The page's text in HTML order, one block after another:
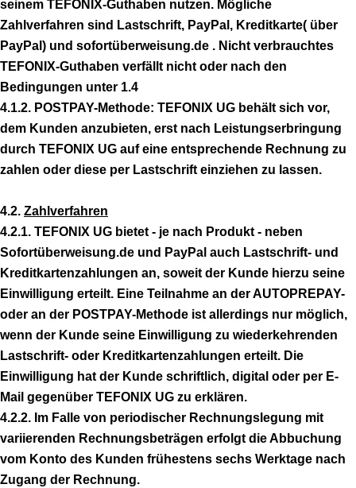
seinem TEFONIX-Guthaben nutzen. Mögliche
Zahlverfahren sind Lastschrift, PayPal, Kreditkarte( über
PayPal) und sofortüberweisung.de . Nicht verbrauchtes
TEFONIX-Guthaben verfällt nicht oder nach den
Bedingungen unter 1.4
4.1.2. POSTPAY-Methode: TEFONIX UG behält sich vor,
dem Kunden anzubieten, erst nach Leistungserbringung
durch TEFONIX UG auf eine entsprechende Rechnung zu
zahlen oder diese per Lastschrift einziehen zu lassen.
4.2. Zahlverfahren
4.2.1. TEFONIX UG bietet - je nach Produkt - neben
Sofortüberweisung.de und PayPal auch Lastschrift- und
Kreditkartenzahlungen an, soweit der Kunde hierzu seine
Einwilligung erteilt. Eine Teilnahme an der AUTOPREPAY-
oder an der POSTPAY-Methode ist allerdings nur möglich,
wenn der Kunde seine Einwilligung zu wiederkehrenden
Lastschrift- oder Kreditkartenzahlungen erteilt. Die
Einwilligung hat der Kunde schriftlich, digital oder per E-
Mail gegenüber TEFONIX UG zu erklären.
4.2.2. Im Falle von periodischer Rechnungslegung mit
variierenden Rechnungsbeträgen erfolgt die Abbuchung
vom Konto des Kunden frühestens sechs Werktage nach
Zugang der Rechnung.